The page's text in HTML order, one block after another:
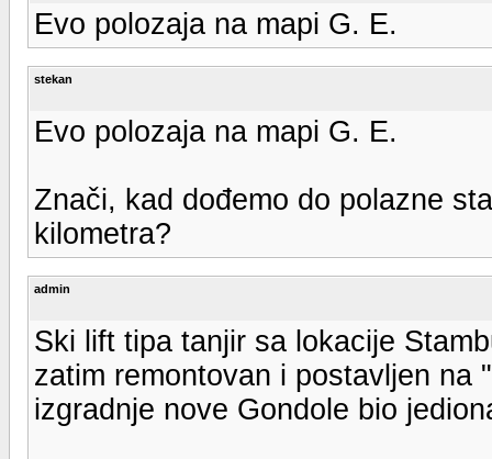
Evo polozaja na mapi G. E.
stekan
Evo polozaja na mapi G. E.
Znači, kad dođemo do polazne
kilometra?
admin
Ski lift tipa tanjir sa lokacije
zatim remontovan i postavljen na
izgradnje nove Gondole bio